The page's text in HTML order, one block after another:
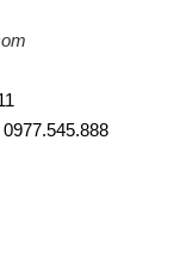
0977.545.888